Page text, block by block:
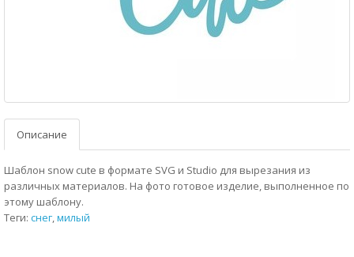
Описание
Шаблон snow cute в формате SVG и Studio для вырезания из
различных материалов. На фото готовое изделие, выполненное по
этому шаблону.
Теги: снег,милый